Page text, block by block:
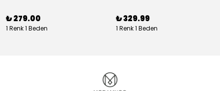
₺ 279.00
1 Renk 1 Beden
₺ 329.99
1 Renk 1 Beden